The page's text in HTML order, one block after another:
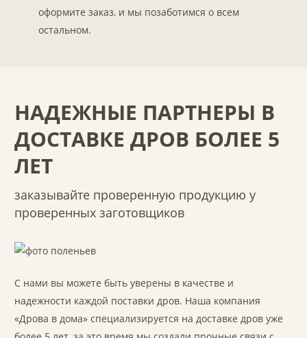
оформите заказ, и мы позаботимся о всем
остальном.
НАДЕЖНЫЕ ПАРТНЕРЫ В
ДОСТАВКЕ ДРОВ БОЛЕЕ 5
ЛЕТ
заказывайте проверенную продукцию у
проверенных заготовщиков
С нами вы можете быть уверены в качестве и
надежности каждой поставки дров. Наша компания
«Дрова в дома» специализируется на доставке дров уже